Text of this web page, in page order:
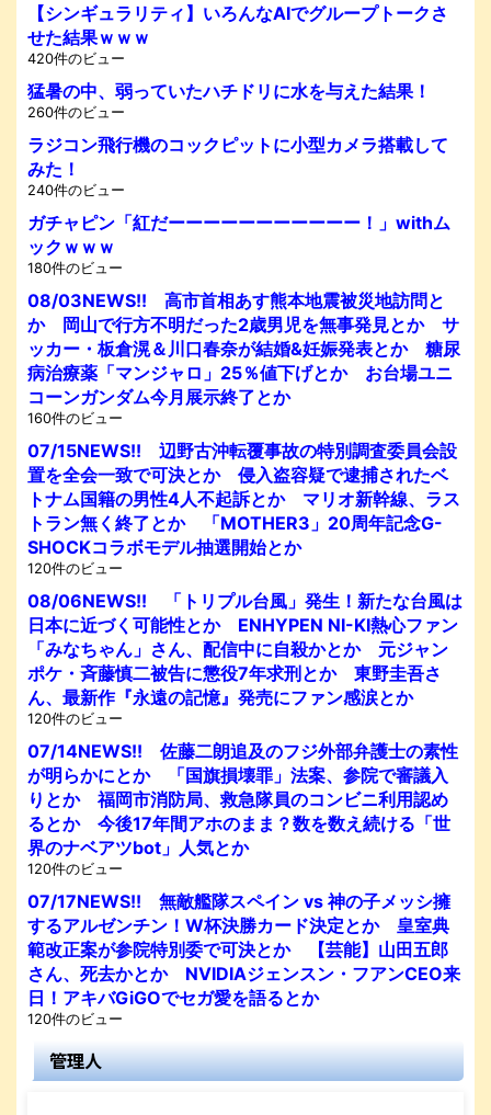
【シンギュラリティ】いろんなAIでグループトークさ
せた結果ｗｗｗ
420件のビュー
猛暑の中、弱っていたハチドリに水を与えた結果！
260件のビュー
ラジコン飛行機のコックピットに小型カメラ搭載して
みた！
240件のビュー
ガチャピン「紅だーーーーーーーーーーー！」withム
ックｗｗｗ
180件のビュー
08/03NEWS!! 高市首相あす熊本地震被災地訪問と
か 岡山で行方不明だった2歳男児を無事発見とか サ
ッカー・板倉滉＆川口春奈が結婚&妊娠発表とか 糖尿
病治療薬「マンジャロ」25％値下げとか お台場ユニ
コーンガンダム今月展示終了とか
160件のビュー
07/15NEWS!! 辺野古沖転覆事故の特別調査委員会設
置を全会一致で可決とか 侵入盗容疑で逮捕されたベ
トナム国籍の男性4人不起訴とか マリオ新幹線、ラス
トラン無く終了とか 「MOTHER3」20周年記念G-
SHOCKコラボモデル抽選開始とか
120件のビュー
08/06NEWS!! 「トリプル台風」発生！新たな台風は
日本に近づく可能性とか ENHYPEN NI-KI熱心ファン
「みなちゃん」さん、配信中に自殺かとか 元ジャン
ポケ・斉藤慎二被告に懲役7年求刑とか 東野圭吾さ
ん、最新作『永遠の記憶』発売にファン感涙とか
120件のビュー
07/14NEWS!! 佐藤二朗追及のフジ外部弁護士の素性
が明らかにとか 「国旗損壊罪」法案、参院で審議入
りとか 福岡市消防局、救急隊員のコンビニ利用認め
るとか 今後17年間アホのまま？数を数え続ける「世
界のナベアツbot」人気とか
120件のビュー
07/17NEWS!! 無敵艦隊スペイン vs 神の子メッシ擁
するアルゼンチン！W杯決勝カード決定とか 皇室典
範改正案が参院特別委で可決とか 【芸能】山田五郎
さん、死去かとか NVIDIAジェンスン・フアンCEO来
日！アキバGiGOでセガ愛を語るとか
120件のビュー
管理人